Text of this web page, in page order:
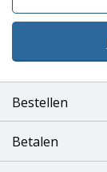
Bestellen
Betalen